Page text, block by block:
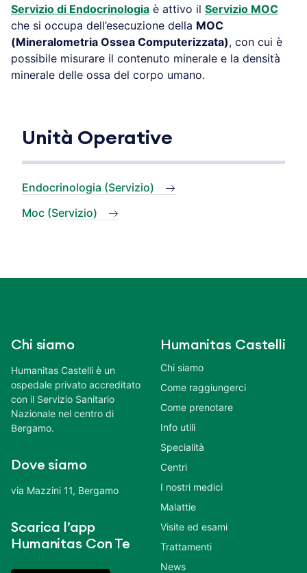
Servizio di Endocrinologia è attivo il Servizio MOC
che si occupa dell’esecuzione della MOC
(Mineralometria Ossea Computerizzata), con cui è
possibile misurare il contenuto minerale e la densità
minerale delle ossa del corpo umano.
Unità Operative
Endocrinologia (Servizio)
Moc (Servizio)
Chi siamo
Humanitas Castelli è un
ospedale privato accreditato
con il Servizio Sanitario
Nazionale nel centro di
Bergamo.
Dove siamo
via Mazzini 11, Bergamo
Scarica l’app
Humanitas Con Te
Humanitas Castelli
Chi siamo
Come raggiungerci
Come prenotare
Info utili
Specialità
Centri
I nostri medici
Malattie
Visite ed esami
Trattamenti
News